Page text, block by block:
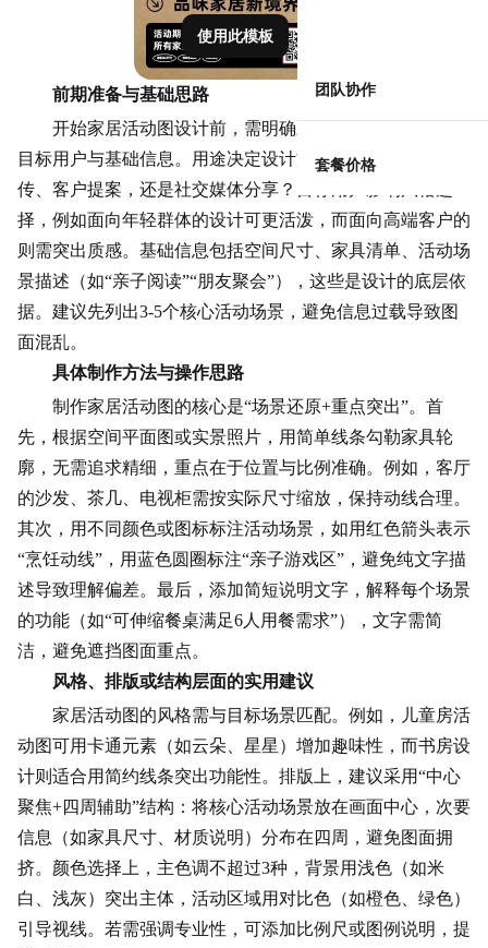
团队协作
套餐价格
使用此模板
前期准备与基础思路
开始家居活动图设计前，需明确三个核心问题：用途、
目标用户与基础信息。用途决定设计方向——是用于品牌宣
传、客户提案，还是社交媒体分享？目标用户影响风格选
择，例如面向年轻群体的设计可更活泼，而面向高端客户的
则需突出质感。基础信息包括空间尺寸、家具清单、活动场
景描述（如“亲子阅读”“朋友聚会”），这些是设计的底层依
据。建议先列出3-5个核心活动场景，避免信息过载导致图
面混乱。
具体制作方法与操作思路
制作家居活动图的核心是“场景还原+重点突出”。首
先，根据空间平面图或实景照片，用简单线条勾勒家具轮
廓，无需追求精细，重点在于位置与比例准确。例如，客厅
的沙发、茶几、电视柜需按实际尺寸缩放，保持动线合理。
其次，用不同颜色或图标标注活动场景，如用红色箭头表示
“烹饪动线”，用蓝色圆圈标注“亲子游戏区”，避免纯文字描
述导致理解偏差。最后，添加简短说明文字，解释每个场景
的功能（如“可伸缩餐桌满足6人用餐需求”），文字需简
洁，避免遮挡图面重点。
风格、排版或结构层面的实用建议
家居活动图的风格需与目标场景匹配。例如，儿童房活
动图可用卡通元素（如云朵、星星）增加趣味性，而书房设
计则适合用简约线条突出功能性。排版上，建议采用“中心
聚焦+四周辅助”结构：将核心活动场景放在画面中心，次要
信息（如家具尺寸、材质说明）分布在四周，避免图面拥
挤。颜色选择上，主色调不超过3种，背景用浅色（如米
白、浅灰）突出主体，活动区域用对比色（如橙色、绿色）
引导视线。若需强调专业性，可添加比例尺或图例说明，提